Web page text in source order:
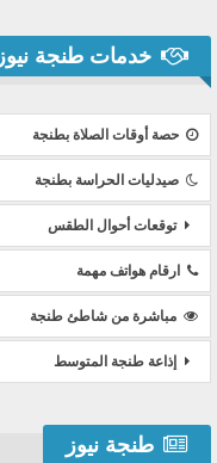
خدمات طنجة نيوز
حصة أوقات الصلاة بطنجة
صيدليات الحراسة بطنجة
توقعات أحوال الطقس
ارقام هواتف مهمة
مباشرة من شاطئ طنجة
إذاعة طنجة المتوسط
طنجة نيوز